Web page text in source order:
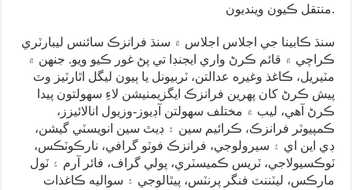
منتقل ڪيون وينديون.
سنڌ ڪابينا جي اجلاس اجلاس ۾ سنڌ فرانزڪ سائنس ليبارٽري
ڪراچي ۾ قائم ڪرڻ واري ايجنڊا تي پڻ غور ڪيو ويو. جنهن ۾
مٽيريل، ڪاغذ وغيره عدالتن، ٽربيونل يا ٻيون ليگل اٿارٽيز وٽ
پيش ڪرڻ کان پهرين فرانزڪ ايگزيمنيشن لاءِ سهولتون پيدا
ڪرڻ آهي، ليب ۾ مختلف سهولتن آڊيوز-وزيول انالائيزز،
ڪمپيوٽر فرانزڪ، ڪرائيم سين ۽ ڊيٿ سين انويسٽي گيشن،
ڊي اين اي ۽ سيرولوجي، فرانزڪ فوٽو گرافي، نارڪوٽڪس،
ٽوڪسيولاجي، ٽريس ڪميسٽري، پولي گراف، فائر آرم ۽ ٽول
مارڪس، ليٽننٽ فنگر پرنٽس، پيٿالوجي ۽ سواليه ڪاغذات